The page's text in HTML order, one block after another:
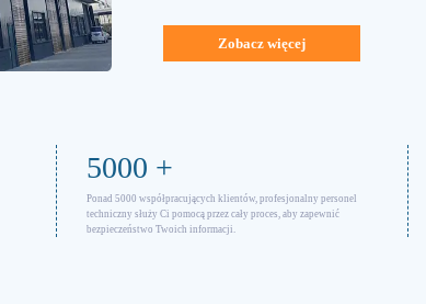
Zobacz więcej
5000 +
Ponad 5000 współpracujących klientów, profesjonalny personel
techniczny służy Ci pomocą przez cały proces, aby zapewnić
bezpieczeństwo Twoich informacji.